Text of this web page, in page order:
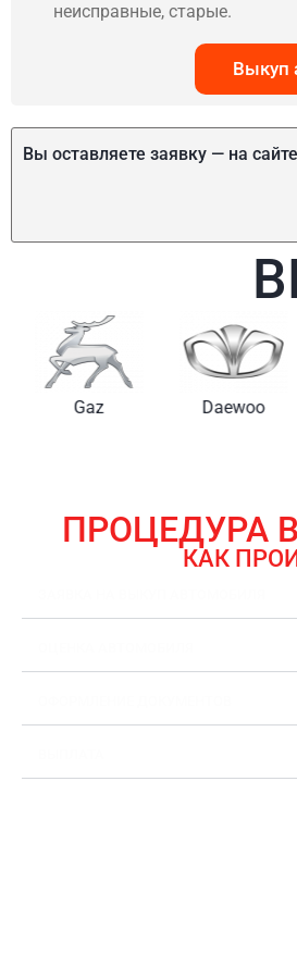
неисправные, старые.
Выкуп
Вы оставляете заявку — на
Gaz Daewoo
ПРОЦЕДУРА
КАК